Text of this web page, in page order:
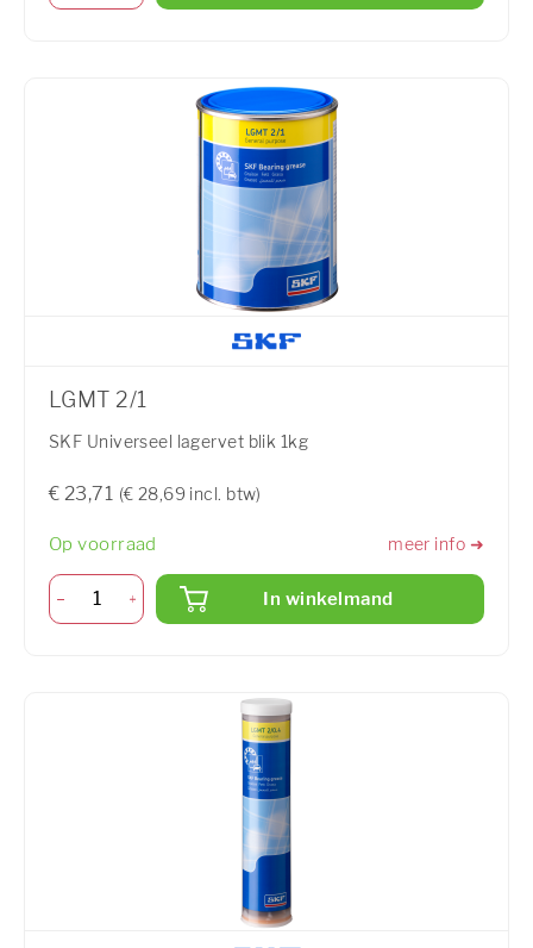
LGMT 2/1
SKF Universeel lagervet blik 1kg
€ 23,71 (€ 28,69 incl. btw)
Op voorraad meer info ➜
In winkelmand